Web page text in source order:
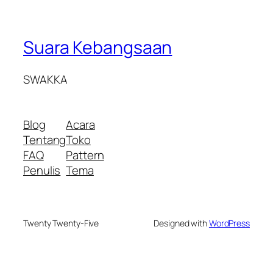
Suara Kebangsaan
SWAKKA
Blog
Tentang
FAQ
Penulis
Acara
Toko
Pattern
Tema
Twenty Twenty-Five Designed withWordPress